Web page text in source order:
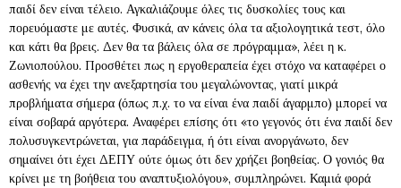
παιδί δεν είναι τέλειο. Αγκαλιάζουμε όλες τις δυσκολίες τους και
πορευόμαστε με αυτές. Φυσικά, αν κάνεις όλα τα αξιολογητικά τεστ, όλο
και κάτι θα βρεις. Δεν θα τα βάλεις όλα σε πρόγραμμα», λέει η κ.
Ζωνιοπούλου. Προσθέτει πως η εργοθεραπεία έχει στόχο να καταφέρει ο
ασθενής να έχει την ανεξαρτησία του μεγαλώνοντας, γιατί μικρά
προβλήματα σήμερα (όπως π.χ. το να είναι ένα παιδί άγαρμπο) μπορεί να
είναι σοβαρά αργότερα. Αναφέρει επίσης ότι «το γεγονός ότι ένα παιδί δεν
πολυσυγκεντρώνεται, για παράδειγμα, ή ότι είναι ανοργάνωτο, δεν
σημαίνει ότι έχει ΔΕΠΥ ούτε όμως ότι δεν χρήζει βοηθείας. Ο γονιός θα
κρίνει με τη βοήθεια του αναπτυξιολόγου», συμπληρώνει. Καμιά φορά